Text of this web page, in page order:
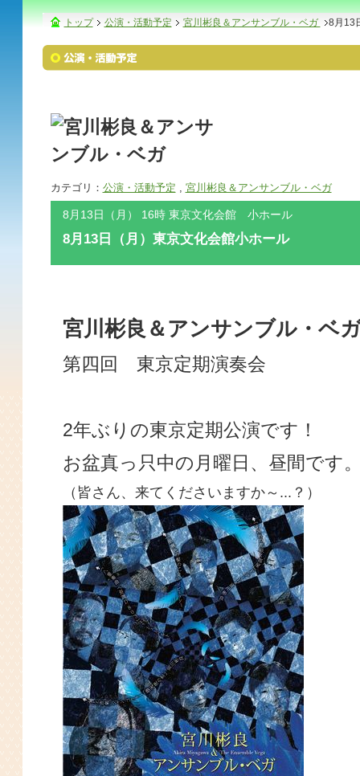
トップ 公演・活動予定 宮川彬良＆アンサンブル・ベガ 8月13
カテゴリ： 公演・活動予定 宮川彬良＆アンサンブル・ベガ
8月13日（月） 16時 東京文化会館 小ホール
8月13日（月）東京文化会館小ホール
宮川彬良＆アンサンブル・ベ
第四回 東京定期演奏会
2年ぶりの東京定期公演です！
お盆真っ只中の月曜日、昼間です
（皆さん、来てくださいますか～...？）